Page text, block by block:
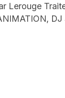
Lerouge